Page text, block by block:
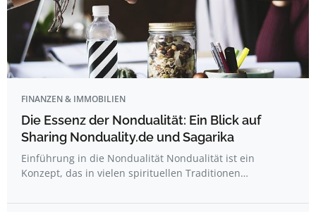
FINANZEN & IMMOBILIEN
Die Essenz der Nondualität: Ein Blick auf
Sharing Nonduality.de und Sagarika
Einführung in die Nondualität Nondualität ist ein
Konzept, das in vielen spirituellen Traditionen…